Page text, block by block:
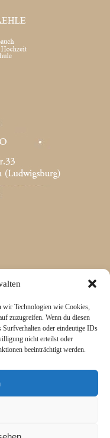
wir Technologien wie Cookies,
zuzugreifen. Wenn du diesen
oder eindeutige IDs
nicht erteilst oder
beeinträchtigt werden.